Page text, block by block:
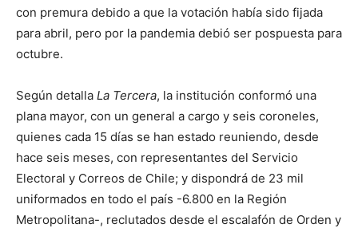
con premura debido a que la votación había sido fijada
para abril, pero por la pandemia debió ser pospuesta para
octubre.
Según detalla La Tercera, la institución conformó una
plana mayor, con un general a cargo y seis coroneles,
quienes cada 15 días se han estado reuniendo, desde
hace seis meses, con representantes del Servicio
Electoral y Correos de Chile; y dispondrá de 23 mil
uniformados en todo el país -6.800 en la Región
Metropolitana-, reclutados desde el escalafón de Orden y